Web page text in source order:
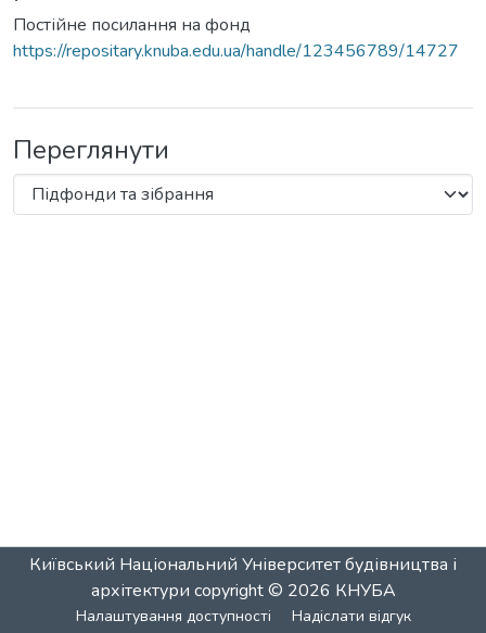
Постійне посилання на фонд
https://repositary.knuba.edu.ua/handle/123456789/14727
Переглянути
Київський Національний Університет будівництва і
архітектури copyright © 2026 КНУБА
Налаштування доступності Надіслати відгук